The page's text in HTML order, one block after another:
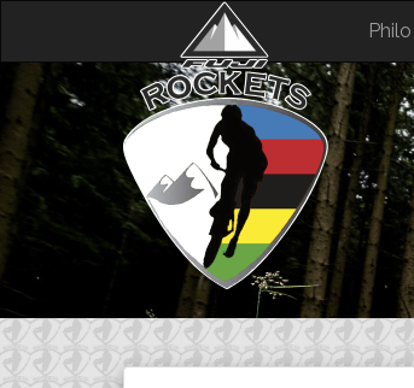
content
Philo